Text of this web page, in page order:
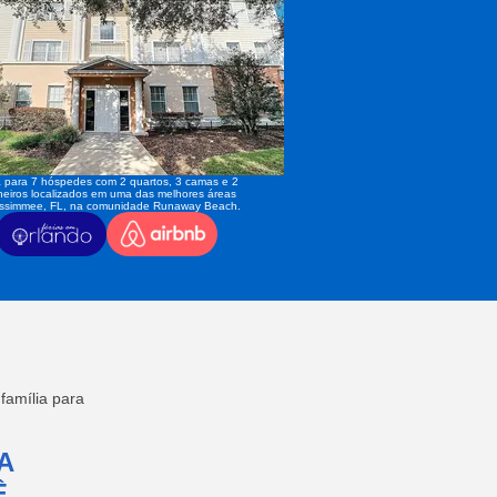
para 7 hóspedes com 2 quartos, 3 camas e 2
localizados em uma das melhores áreas
FL, na comunidade Runaway Beach.
para